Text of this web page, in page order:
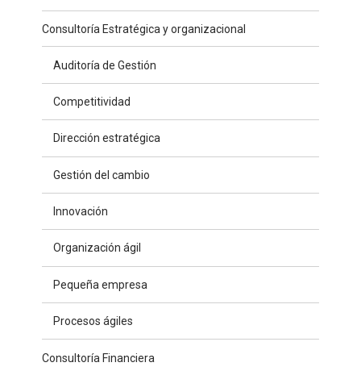
Consultoría Estratégica y organizacional
Auditoría de Gestión
Competitividad
Dirección estratégica
Gestión del cambio
Innovación
Organización ágil
Pequeña empresa
Procesos ágiles
Consultoría Financiera